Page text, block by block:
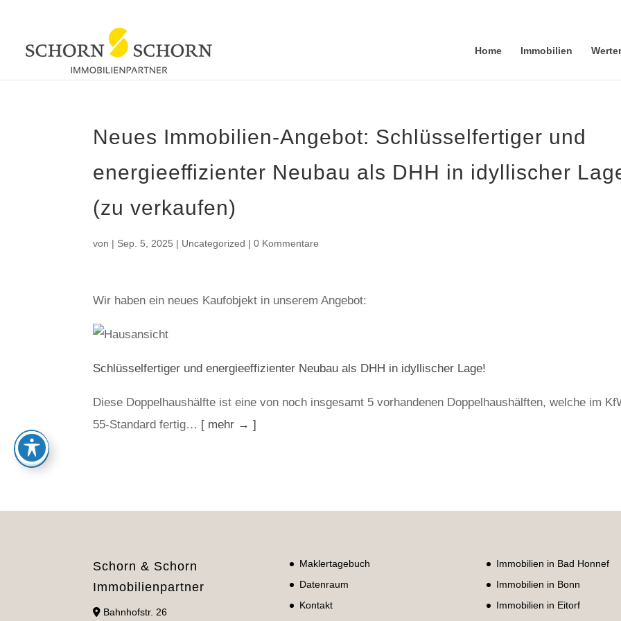
Home Immobilien
Neues Immobilien-Angebot: Schlüsselfertiger und
energieeffizienter Neubau als DHH in idyllischer
(zu verkaufen)
von | Sep. 5, 2025 | Uncategorized |0 Kommentare
Wir haben ein neues Kaufobjekt in unserem Angebot:
Schlüsselfertiger und energieeffizienter Neubau als DHH in idyllischer Lage!
Diese Doppelhaushälfte ist eine von noch insgesamt 5 vorhandenen Doppelhaushälften, welche im
55-Standard fertig… [ mehr → ]
Schorn & Schorn
Immobilienpartner
Bahnhofstr. 26
Maklertagebuch
Datenraum
Kontakt
Immobilien in Bad Honnef
Immobilien in Bonn
Immobilien in Eitorf